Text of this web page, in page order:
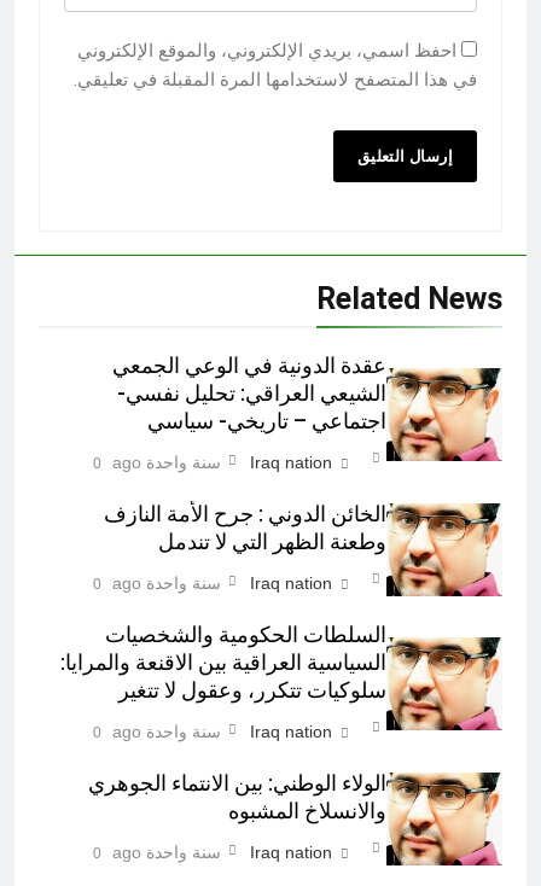
احفظ اسمي، بريدي الإلكتروني، والموقع الإلكتروني
في هذا المتصفح لاستخدامها المرة المقبلة في تعليقي.
Related News
عقدة الدونية في الوعي الجمعي
الشيعي العراقي: تحليل نفسي-
اجتماعي – تاريخي- سياسي
Iraq nation سنة واحدة ago 0
الخائن الدوني : جرح الأمة النازف
وطعنة الظهر التي لا تندمل
Iraq nation سنة واحدة ago 0
السلطات الحكومية والشخصيات
السياسية العراقية بين الاقنعة والمرايا:
سلوكيات تتكرر، وعقول لا تتغير
Iraq nation سنة واحدة ago 0
الولاء الوطني: بين الانتماء الجوهري
والانسلاخ المشبوه
Iraq nation سنة واحدة ago 0